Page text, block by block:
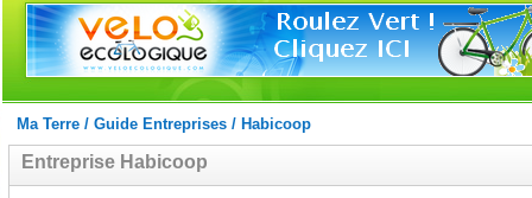
Ma Terre/ Guide Entreprises/ Habicoop
Entreprise Habicoop